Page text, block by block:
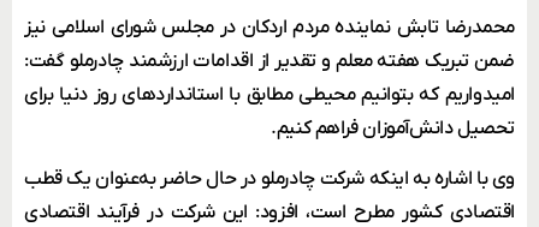
محمدرضا تابش نماینده مردم اردکان در مجلس شورای اسلامی نیز
ضمن تبریک هفته معلم و تقدیر از اقدامات ارزشمند چادرملو گفت:
امیدواریم که بتوانیم محیطی مطابق با استانداردهای روز دنیا برای
تحصیل دانش‌آموزان فراهم کنیم.
وی با اشاره به اینکه شرکت چادرملو در حال حاضر به‌عنوان یک ‌قطب
اقتصادی کشور مطرح است، افزود: این شرکت در فرآیند اقتصادی